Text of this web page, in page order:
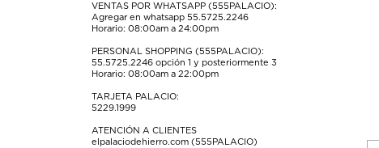
VENTAS POR WHATSAPP (555PALACIO):
Agregar en whatsapp 55.5725.2246
Horario: 08:00am a 24:00pm
PERSONAL SHOPPING (555PALACIO):
55.5725.2246 opción 1 y posteriormente 3
Horario: 08:00am a 22:00pm
TARJETA PALACIO:
5229.1999
ATENCIÓN A CLIENTES
elpalaciodehierro.com (555PALACIO)